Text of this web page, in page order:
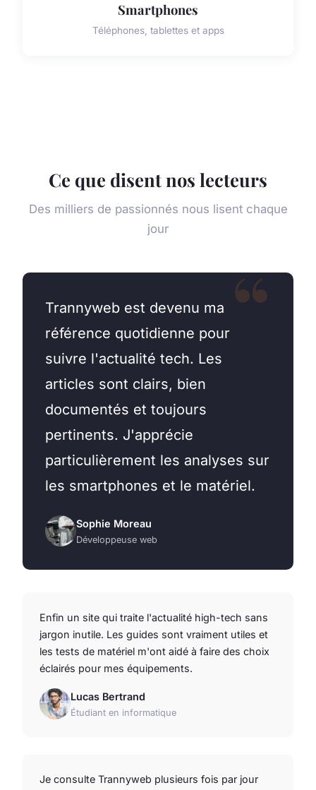
Smartphones
Téléphones, tablettes et apps
Ce que disent nos lecteurs
Des milliers de passionnés nous lisent chaque
jour
Trannyweb est devenu ma
référence quotidienne pour
suivre l'actualité tech. Les
articles sont clairs, bien
documentés et toujours
pertinents. J'apprécie
particulièrement les analyses sur
les smartphones et le matériel.
Sophie Moreau
Développeuse web
Enfin un site qui traite l'actualité high-tech sans
jargon inutile. Les guides sont vraiment utiles et
les tests de matériel m'ont aidé à faire des choix
éclairés pour mes équipements.
Lucas Bertrand
Étudiant en informatique
Je consulte Trannyweb plusieurs fois par jour